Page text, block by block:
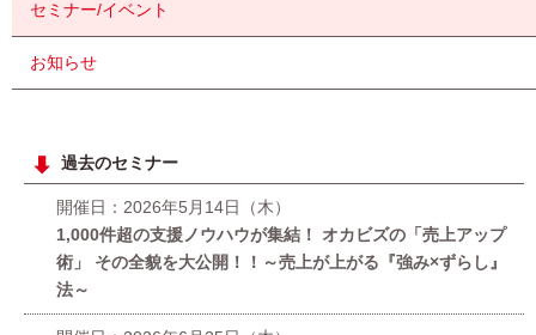
セミナー/イベント
お知らせ
過去のセミナー
開催日：2026年5月14日（木）
1,000件超の支援ノウハウが集結！ オカビズの「売上アップ
術」 その全貌を大公開！！～売上が上がる『強み×ずらし』
法～